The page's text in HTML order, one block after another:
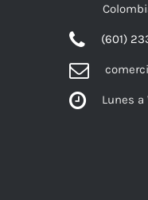
(601)
Lunes a